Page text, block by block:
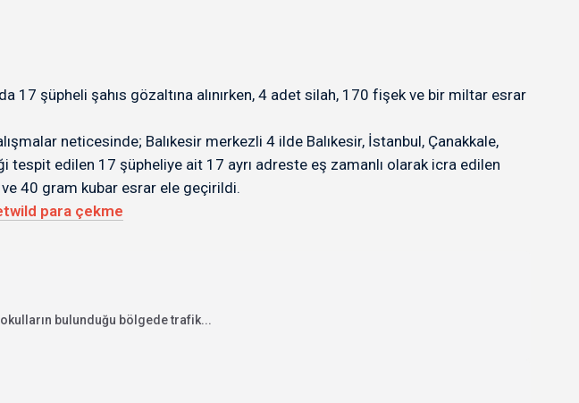
şüpheli şahıs gözaltına alınırken, 4 adet silah, 170 fişek ve bir miltar esrar
neticesinde; Balıkesir merkezli 4 ilde Balıkesir, İstanbul, Çanakkale,
edilen 17 şüpheliye ait 17 ayrı adreste eş zamanlı olarak icra edilen
40 gram kubar esrar ele geçirildi.
para çekme
bulunduğu bölgede trafik...